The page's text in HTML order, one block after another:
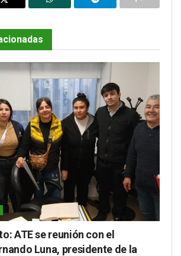
ATE se reunión con el
Luna, presidente de la